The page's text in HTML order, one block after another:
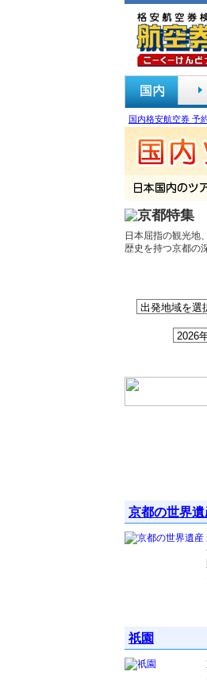
国内格安航空券 予
日本屈指の観光地
歴史を持つ京都の
京都の世界遺
祇園